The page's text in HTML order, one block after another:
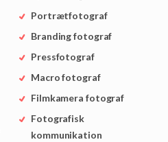
Portrætfotograf
Branding fotograf
Pressfotograf
Macro fotograf
Filmkamera fotograf
Fotografisk
kommunikation